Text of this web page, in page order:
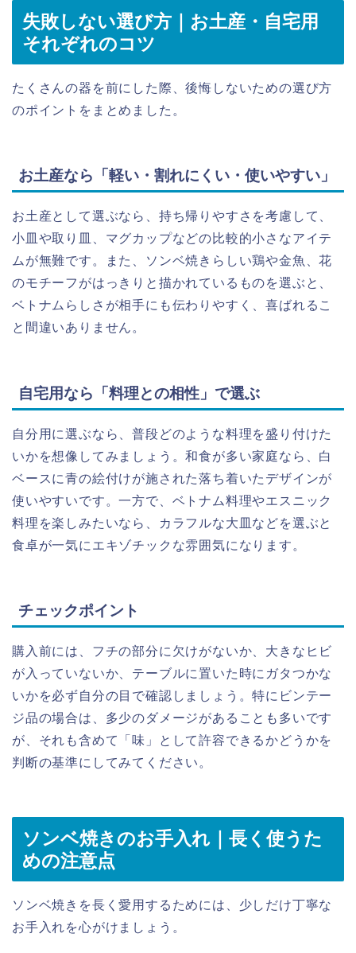
失敗しない選び方｜お土産・自宅用
それぞれのコツ
たくさんの器を前にした際、後悔しないための選び方
のポイントをまとめました。
お土産なら「軽い・割れにくい・使いやすい」
お土産として選ぶなら、持ち帰りやすさを考慮して、
小皿や取り皿、マグカップなどの比較的小さなアイテ
ムが無難です。また、ソンベ焼きらしい鶏や金魚、花
のモチーフがはっきりと描かれているものを選ぶと、
ベトナムらしさが相手にも伝わりやすく、喜ばれるこ
と間違いありません。
自宅用なら「料理との相性」で選ぶ
自分用に選ぶなら、普段どのような料理を盛り付けた
いかを想像してみましょう。和食が多い家庭なら、白
ベースに青の絵付けが施された落ち着いたデザインが
使いやすいです。一方で、ベトナム料理やエスニック
料理を楽しみたいなら、カラフルな大皿などを選ぶと
食卓が一気にエキゾチックな雰囲気になります。
チェックポイント
購入前には、フチの部分に欠けがないか、大きなヒビ
が入っていないか、テーブルに置いた時にガタつかな
いかを必ず自分の目で確認しましょう。特にビンテー
ジ品の場合は、多少のダメージがあることも多いです
が、それも含めて「味」として許容できるかどうかを
判断の基準にしてみてください。
ソンベ焼きのお手入れ｜長く使うた
めの注意点
ソンベ焼きを長く愛用するためには、少しだけ丁寧な
お手入れを心がけましょう。